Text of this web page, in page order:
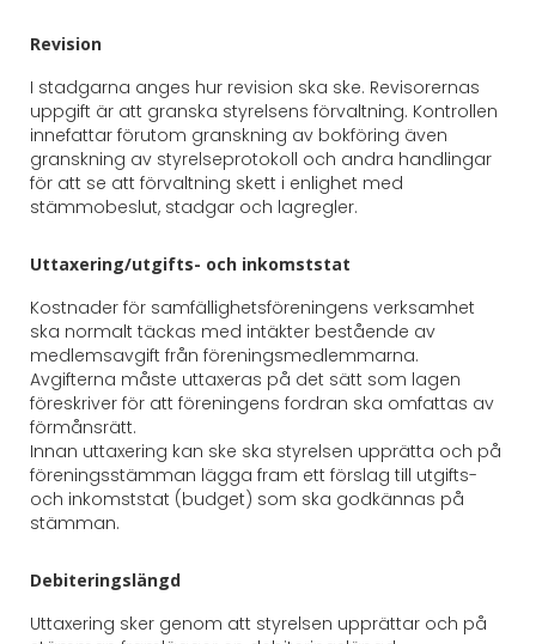
Revision
I stadgarna anges hur revision ska ske. Revisorernas
uppgift är att granska styrelsens förvaltning. Kontrollen
innefattar förutom granskning av bokföring även
granskning av styrelseprotokoll och andra handlingar
för att se att förvaltning skett i enlighet med
stämmobeslut, stadgar och lagregler.
Uttaxering/utgifts- och inkomststat
Kostnader för samfällighetsföreningens verksamhet
ska normalt täckas med intäkter bestående av
medlemsavgift från föreningsmedlemmarna.
Avgifterna måste uttaxeras på det sätt som lagen
föreskriver för att föreningens fordran ska omfattas av
förmånsrätt.
Innan uttaxering kan ske ska styrelsen upprätta och på
föreningsstämman lägga fram ett förslag till utgifts-
och inkomststat (budget) som ska godkännas på
stämman.
Debiteringslängd
Uttaxering sker genom att styrelsen upprättar och på